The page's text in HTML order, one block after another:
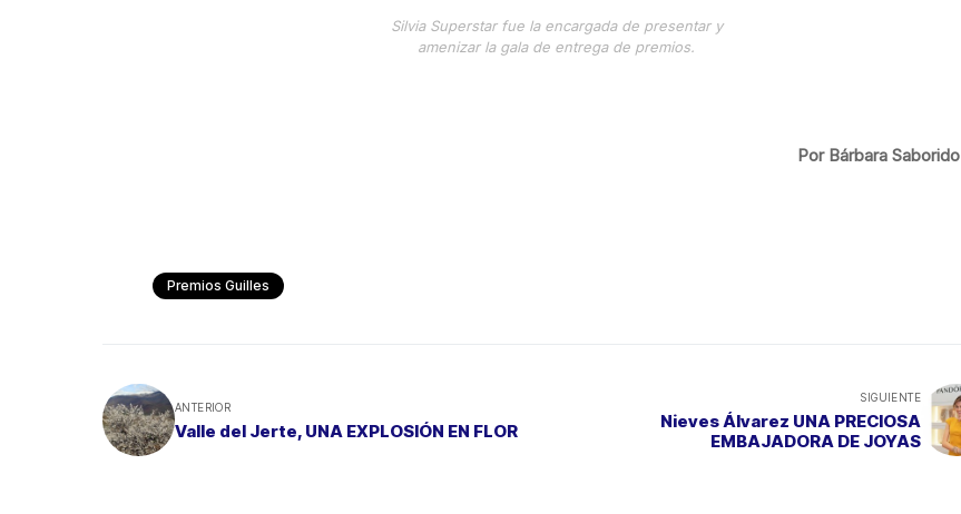
Silvia Superstar fue la encargada de presentar y
amenizar la gala de entrega de premios.
Por Bárbara Saborido
Premios Guilles
ANTERIOR
Valle del Jerte, UNA EXPLOSIÓN EN FLOR
SIGUIENTE
Nieves Álvarez UNA PRECIOSA
EMBAJADORA DE JOYAS